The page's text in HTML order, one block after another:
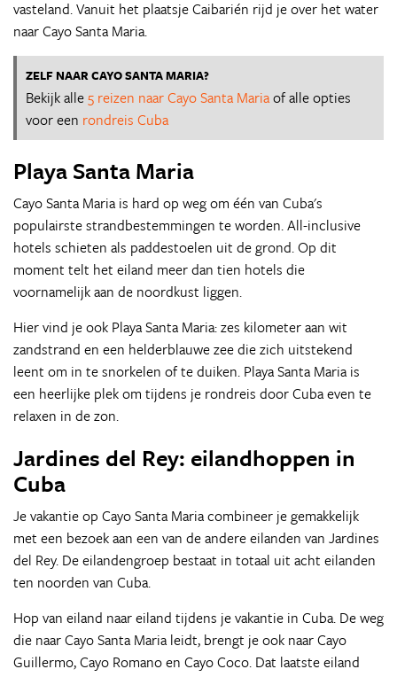
vasteland. Vanuit het plaatsje Caibarién rijd je over het water
naar Cayo Santa Maria.
ZELF NAAR CAYO SANTA MARIA?
Bekijk alle5 reizen naar Cayo Santa Mariaof alle opties
voor een rondreis Cuba
Playa Santa Maria
Cayo Santa Maria is hard op weg om één van Cuba's
populairste strandbestemmingen te worden. All-inclusive
hotels schieten als paddestoelen uit de grond. Op dit
moment telt het eiland meer dan tien hotels die
voornamelijk aan de noordkust liggen.
Hier vind je ook Playa Santa Maria: zes kilometer aan wit
zandstrand en een helderblauwe zee die zich uitstekend
leent om in te snorkelen of te duiken. Playa Santa Maria is
een heerlijke plek om tijdens je rondreis door Cuba even te
relaxen in de zon.
Jardines del Rey: eilandhoppen in
Cuba
Je vakantie op Cayo Santa Maria combineer je gemakkelijk
met een bezoek aan een van de andere eilanden van Jardines
del Rey. De eilandengroep bestaat in totaal uit acht eilanden
ten noorden van Cuba.
Hop van eiland naar eiland tijdens je vakantie in Cuba. De weg
die naar Cayo Santa Maria leidt, brengt je ook naar Cayo
Guillermo, Cayo Romano en Cayo Coco. Dat laatste eiland